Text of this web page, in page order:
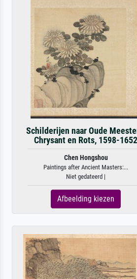
Schilderijen naar Oude
Chrysant en Rots, 1598-1652
Chen Hongshou
Paintings after Ancient Masters:...
Niet gedateerd |
Afbeelding kiezen